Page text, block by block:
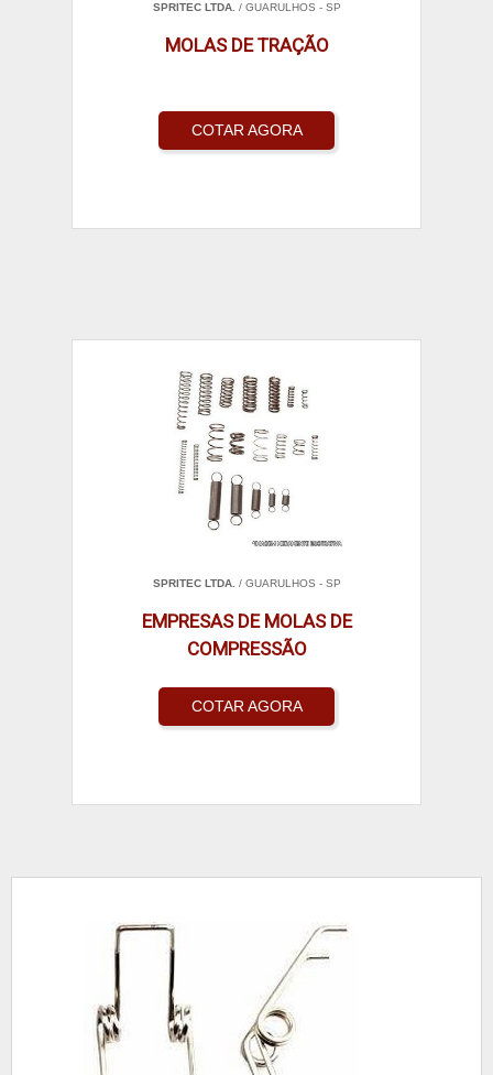
SPRITEC LTDA. / GUARULHOS - SP
MOLAS DE TRAÇÃO
COTAR AGORA
SPRITEC LTDA. / GUARULHOS - SP
EMPRESAS DE MOLAS DE
COMPRESSÃO
COTAR AGORA